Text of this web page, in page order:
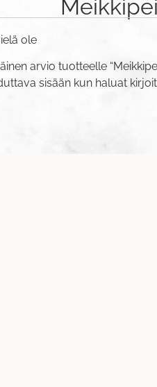
ole
arvio tuotteelle
sisään kun haluat